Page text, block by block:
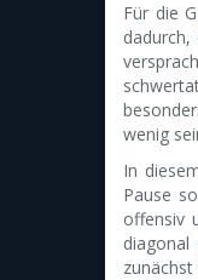
Für die
wenig
In
Pause
offensiv